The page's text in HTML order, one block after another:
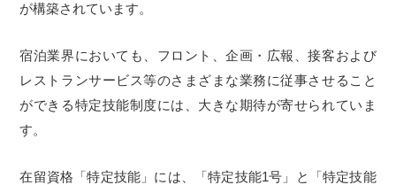
が構築されています。
宿泊業界においても、フロント、企画・広報、接客および
レストランサービス等のさまざまな業務に従事させること
ができる特定技能制度には、大きな期待が寄せられていま
す。
在留資格「特定技能」には、「特定技能1号」と「特定技能